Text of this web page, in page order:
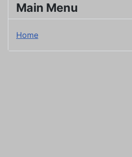
Main Menu
Home